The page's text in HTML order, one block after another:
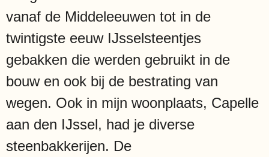
vanaf de Middeleeuwen tot in de
twintigste eeuw IJsselsteentjes
gebakken die werden gebruikt in de
bouw en ook bij de bestrating van
wegen. Ook in mijn woonplaats, Capelle
aan den IJssel, had je diverse
steenbakkerijen. De